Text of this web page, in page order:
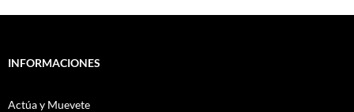
INFORMACIONES
Actúa y Muevete